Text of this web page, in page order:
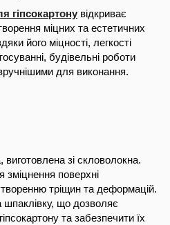
гіпсокартону відкриває
міцних та естетичних
його міцності, легкості
будівельні роботи
для виконання.
зі скловолокна.
зміцнення поверхні
тріщин та деформацій.
шпаклівку, що дозволяє
та забезпечити їх